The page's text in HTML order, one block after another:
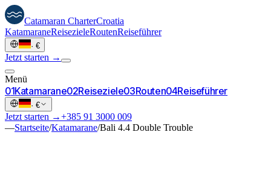
Catamaran CharterCroatia
KatamaraneReisezieleRoutenReiseführer
· €
Jetzt starten →
Menü
01Katamarane02Reiseziele03Routen04Reiseführer
· €
Jetzt starten →+385 91 3000 009
—Startseite/Katamarane/Bali 4.4 Double Trouble